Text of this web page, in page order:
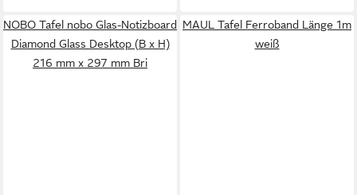
NOBO Tafel nobo Glas-Notizboard
Diamond Glass Desktop (B x H)
216 mm x 297 mm Bri
MAUL Tafel Ferroband Länge 1m
weiß